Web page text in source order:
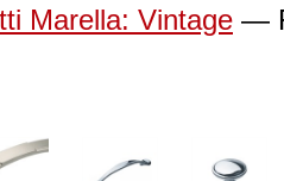
Marella: Vintage —